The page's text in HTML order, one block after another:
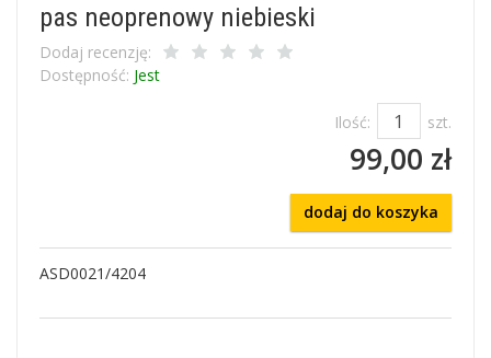
pas neoprenowy niebieski
Dodaj recenzję:
Dostępność: Jest
Ilość: szt.
99,00 zł
dodaj do koszyka
ASD0021/4204